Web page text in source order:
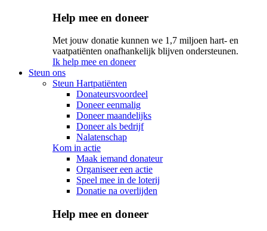
Help mee en doneer
Met jouw donatie kunnen we 1,7 miljoen hart- en
vaatpatiënten onafhankelijk blijven ondersteunen.
Ik help mee en doneer
Steun ons
Steun Hartpatiënten
Donateursvoordeel
Doneer eenmalig
Doneer maandelijks
Doneer als bedrijf
Nalatenschap
Kom in actie
Maak iemand donateur
Organiseer een actie
Speel mee in de loterij
Donatie na overlijden
Help mee en doneer